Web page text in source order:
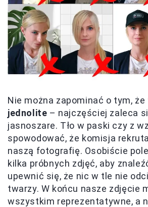
Nie można zapominać o tym, że
jednolite – najczęściej zaleca
jasnoszare. Tło w paski czy z
spowodować, że komisja
naszą fotografię. Osobiście
kilka próbnych zdjęć, aby
upewnić się, że nic w tle nie
twarzy. W końcu nasze zdjęcie
wszystkim reprezentatywne, a